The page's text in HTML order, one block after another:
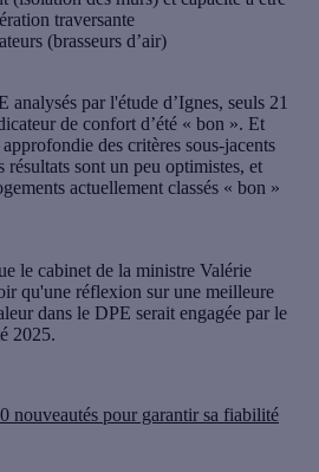
traversante
(brasseurs d’air)
par l'étude d’Ignes, seuls 21
de confort d’été « bon ». Et
des critères sous-jacents
résultats sont un peu optimistes, et
actuellement classés « bon »
le cabinet de la ministre Valérie
qu'une réflexion sur une meilleure
dans le DPE serait engagée par le
2025.
nouveautés pour garantir sa fiabilité